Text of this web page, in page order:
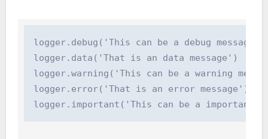
logger.debug('This can be a debug message')
logger.data('That is an data message')
logger.warning('This can be a warning
logger.error('That is an error message')
logger.important('This can be a important